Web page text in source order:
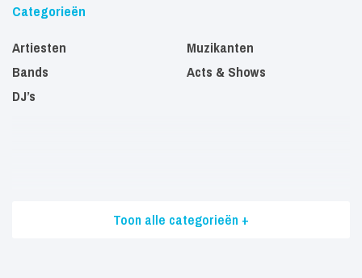
Categorieën
Artiesten
Bands
DJ’s
Muzikanten
Acts & Shows
Toon alle categorieën +